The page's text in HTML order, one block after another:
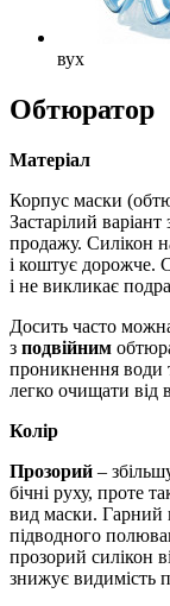
вух
Обтюратор
Матеріал
Корпус маски
Застарілий
продажу. Силікон
і коштує дорожче.
і не викликає
Досить часто
з подвійним
проникнення води
легко очищати від
Колір
Прозорий –
бічні руху, проте
вид маски. Гарний
підводного
прозорий силікон
знижує видимість